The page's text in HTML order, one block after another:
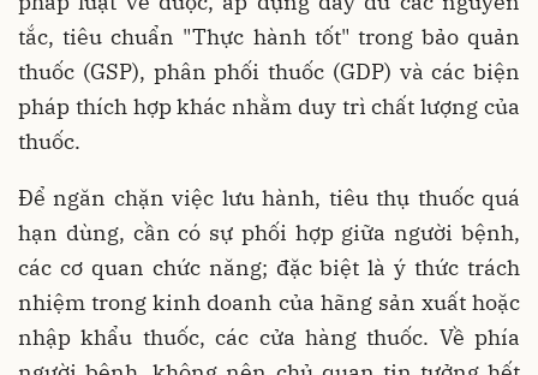
tắc, tiêu chuẩn "Thực hành tốt" trong bảo quản
thuốc (GSP), phân phối thuốc (GDP) và các biện
pháp thích hợp khác nhằm duy trì chất lượng của
thuốc.
Để ngăn chặn việc lưu hành, tiêu thụ thuốc quá
hạn dùng, cần có sự phối hợp giữa người bệnh,
các cơ quan chức năng; đặc biệt là ý thức trách
nhiệm trong kinh doanh của hãng sản xuất hoặc
nhập khẩu thuốc, các cửa hàng thuốc. Về phía